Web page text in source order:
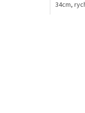
34cm,